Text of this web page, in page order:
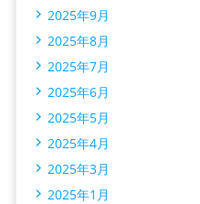
2025年9月
2025年8月
2025年7月
2025年6月
2025年5月
2025年4月
2025年3月
2025年1月